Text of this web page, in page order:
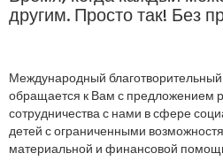
другим. Просто так! Без
Международный
обращается к Вам с предложением
сотрудничества с нами в сфере
детей с ограниченными
материальной и финансовой